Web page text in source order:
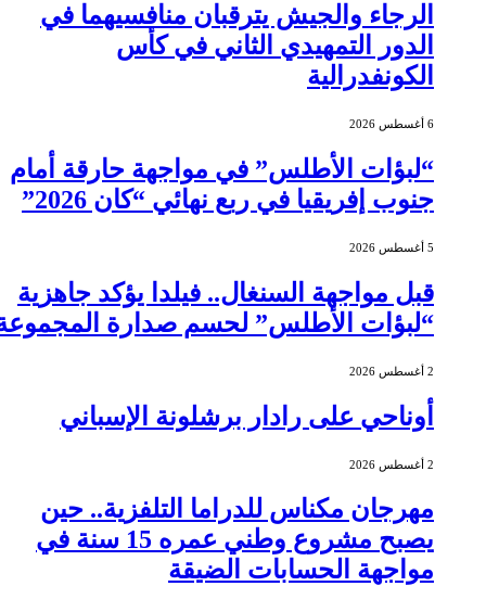
الرجاء والجيش يترقبان منافسيهما في
الدور التمهيدي الثاني في كأس
الكونفدرالية
“لبؤات الأطلس” في مواجهة حارقة أمام
جنوب إفريقيا في ربع نهائي “كان 2026”
قبل مواجهة السنغال.. فيلدا يؤكد جاهزية
“لبؤات الأطلس” لحسم صدارة المجموعة
أوناحي على رادار برشلونة الإسباني
مهرجان مكناس للدراما التلفزية.. حين
يصبح مشروع وطني عمره 15 سنة في
مواجهة الحسابات الضيقة